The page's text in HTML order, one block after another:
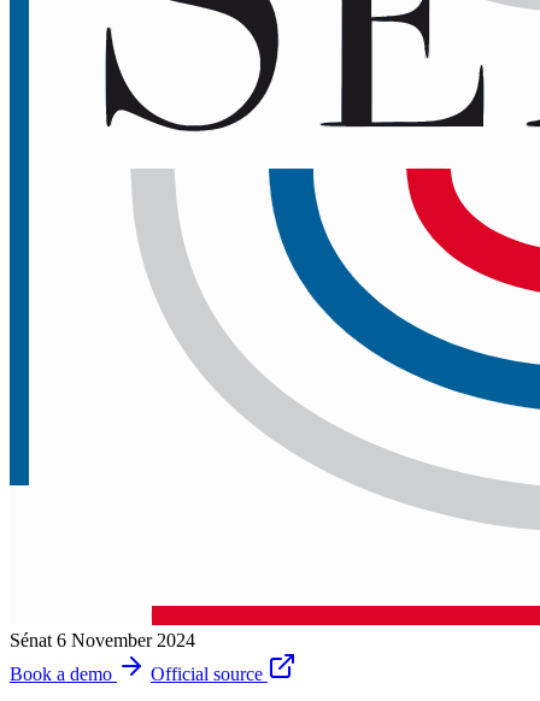
Sénat 6 November 2024
Book a demo
Official source